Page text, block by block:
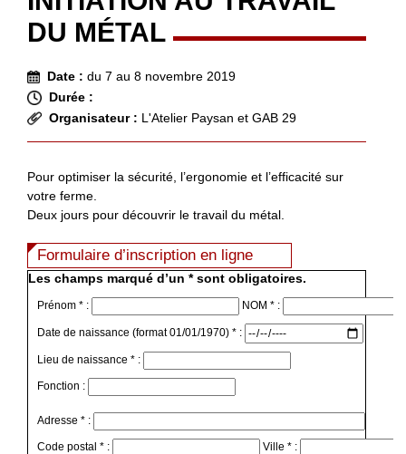
DU MÉTAL
Date : du 7 au 8 novembre 2019
Durée :
Organisateur : L'Atelier Paysan et GAB 29
Pour optimiser la sécurité, l’ergonomie et l’efficacité sur
votre ferme.
Deux jours pour découvrir le travail du métal.
Formulaire d’inscription en ligne
Les champs marqué d’un * sont obligatoires.
Prénom * : NOM * :
Date de naissance (format 01/01/1970) * :
Lieu de naissance * :
Fonction :
Adresse * :
Code postal * : Ville * :